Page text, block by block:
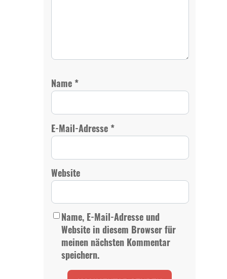
Name *
E-Mail-Adresse *
Website
Name, E-Mail-Adresse und
Website in diesem Browser für
meinen nächsten Kommentar
speichern.